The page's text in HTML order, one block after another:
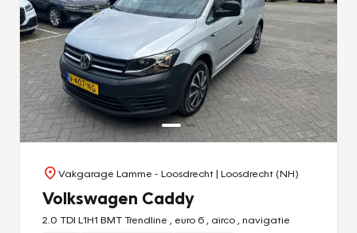
Vakgarage Lamme - Loosdrecht| Loosdrecht (NH)
Volkswagen Caddy
2.0 TDI L1H1 BMT Trendline , euro 6 , airco , navigatie